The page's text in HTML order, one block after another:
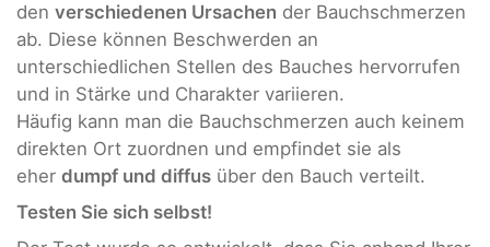
den verschiedenen Ursachen der Bauchschmerzen
ab. Diese können Beschwerden an
unterschiedlichen Stellen des Bauches hervorrufen
und in Stärke und Charakter variieren.
Häufig kann man die Bauchschmerzen auch keinem
direkten Ort zuordnen und empfindet sie als
eher dumpf und diffus über den Bauch verteilt.
Testen Sie sich selbst!